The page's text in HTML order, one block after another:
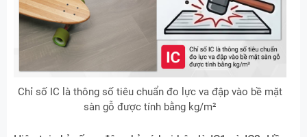
Chỉ số IC là thông số tiêu chuẩn đo lực va đập vào bề mặt
sàn gỗ được tính bằng kg/m²